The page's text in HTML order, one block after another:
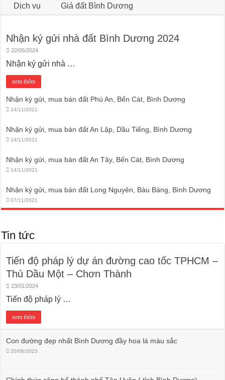
Dịch vụ Giá đất Bình Dương
Nhận ký gửi nhà đất Bình Dương 2024
22/05/2024
Nhận ký gửi nhà …
xem thêm
Nhận ký gửi, mua bán đất Phú An, Bến Cát, Bình Dương
14/11/2021
Nhận ký gửi, mua bán đất An Lập, Dầu Tiếng, Bình Dương
14/11/2021
Nhận ký gửi, mua bán đất An Tây, Bến Cát, Bình Dương
14/11/2021
Nhận ký gửi, mua bán đất Long Nguyên, Bàu Bàng, Bình Dương
07/11/2021
Tin tức
Tiến độ pháp lý dự án đường cao tốc TPHCM –
Thủ Dầu Một – Chơn Thành
23/01/2024
Tiến độ pháp lý …
xem thêm
Con đường đẹp nhất Bình Dương đầy hoa lá màu sắc
20/06/2023